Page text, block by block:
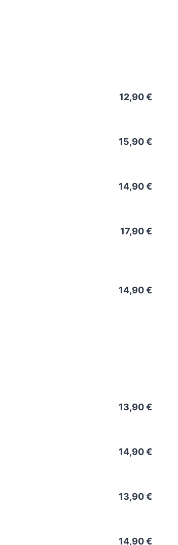
12,90 €
15,90 €
14,90 €
17,90 €
14,90 €
13,90 €
14,90 €
13,90 €
14,90 €